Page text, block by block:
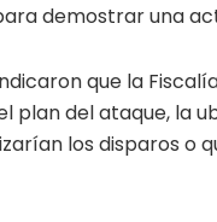
demostrar una
que la
plan del ataque, la
los disparos o